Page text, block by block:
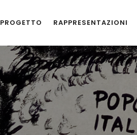
PROGETTO RAPPRESENTAZIONI